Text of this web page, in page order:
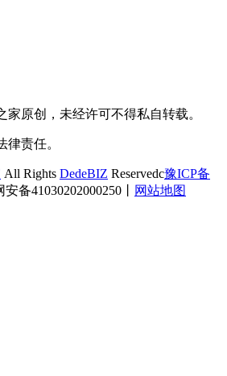
家原创，未经许可不得私自转载。
律责任。
All Rights DedeBIZ Reservedc豫ICP备
安备41030202000250 网站地图